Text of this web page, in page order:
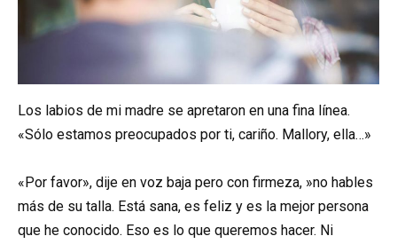
Los labios de mi madre se apretaron en una fina línea.
«Sólo estamos preocupados por ti, cariño. Mallory, ella…»
«Por favor», dije en voz baja pero con firmeza, »no hables
más de su talla. Está sana, es feliz y es la mejor persona
que he conocido. Eso es lo que queremos hacer. Ni